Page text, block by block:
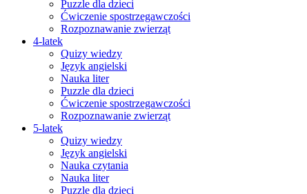
Puzzle dla dzieci
Ćwiczenie spostrzegawczości
Rozpoznawanie zwierząt
4-latek
Quizy wiedzy
Język angielski
Nauka liter
Puzzle dla dzieci
Ćwiczenie spostrzegawczości
Rozpoznawanie zwierząt
5-latek
Quizy wiedzy
Język angielski
Nauka czytania
Nauka liter
Puzzle dla dzieci